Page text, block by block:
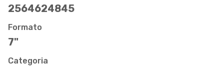
2564624845
Formato
7"
Categoria